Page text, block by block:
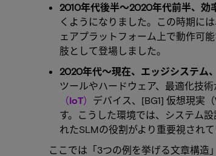
2010年代後半～2020年代前半、効
くようになりました。この時期に
ェアプラットフォーム上で動作可
肢として登場しました。
2020年代～現在、エッジシステム
ツールやハードウェア、最適化技
（IoT） デバイス、[BG1] 仮想現実
す。こうした環境では、システム
れたSLMの役割がより重要視されて
ここでは「3つの例を挙げる文章構造